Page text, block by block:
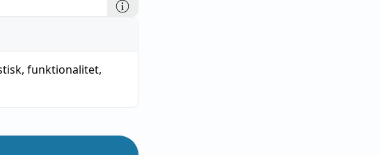
, funktionalitet,